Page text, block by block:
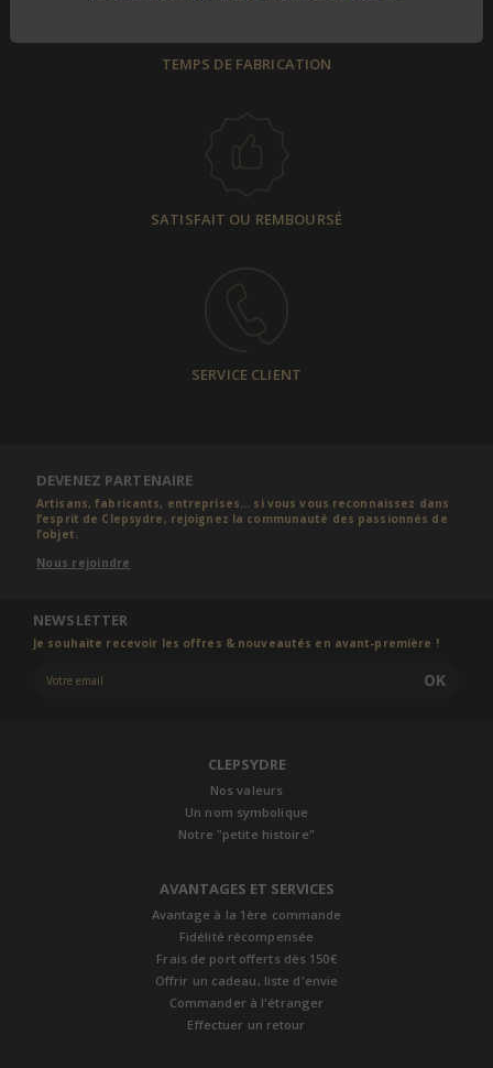
TEMPS DE FABRICATION
SATISFAIT OU REMBOURSÉ
SERVICE CLIENT
DEVENEZ PARTENAIRE
Artisans, fabricants, entreprises... si vous vous reconnaissez dans
l’esprit de Clepsydre, rejoignez la communauté des passionnés de
l’objet.
Nous rejoindre
NEWSLETTER
Je souhaite recevoir les offres & nouveautés en avant-première !
OK
CLEPSYDRE
Nos valeurs
Un nom symbolique
Notre "petite histoire"
AVANTAGES ET SERVICES
Avantage à la 1ère commande
Fidélité récompensée
Frais de port offerts dès 150€
Offrir un cadeau, liste d'envie
Commander à l'étranger
Effectuer un retour